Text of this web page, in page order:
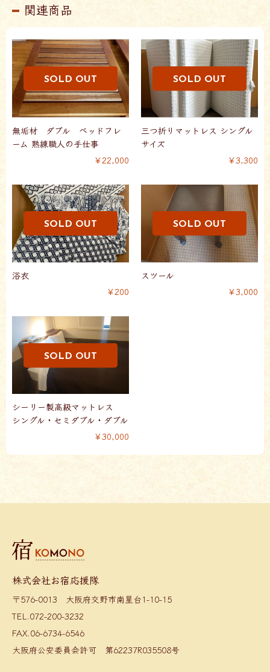
関連商品
無垢材 ダブル ベッドフレ
ーム 熟練職人の手仕事
￥22,000
三つ折りマットレス シングル
サイズ
￥3,300
浴衣
￥200
スツール
￥3,000
シーリー製高級マットレス
シングル・セミダブル・ダブル
￥30,000
株式会社お宿応援隊
〒576-0013 大阪府交野市南星台1-10-15
TEL.072-200-3232
FAX.06-6734-6546
大阪府公安委員会許可 第62237R035508号